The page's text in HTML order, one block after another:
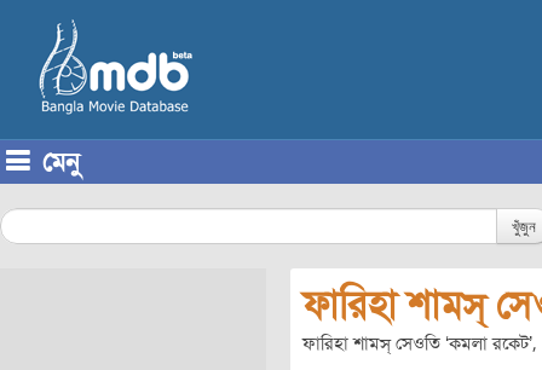
মেনু
খুঁজুন
ফারিহা শামস্‌
ফারিহা শামস্‌ সেওতি ‘কমলা